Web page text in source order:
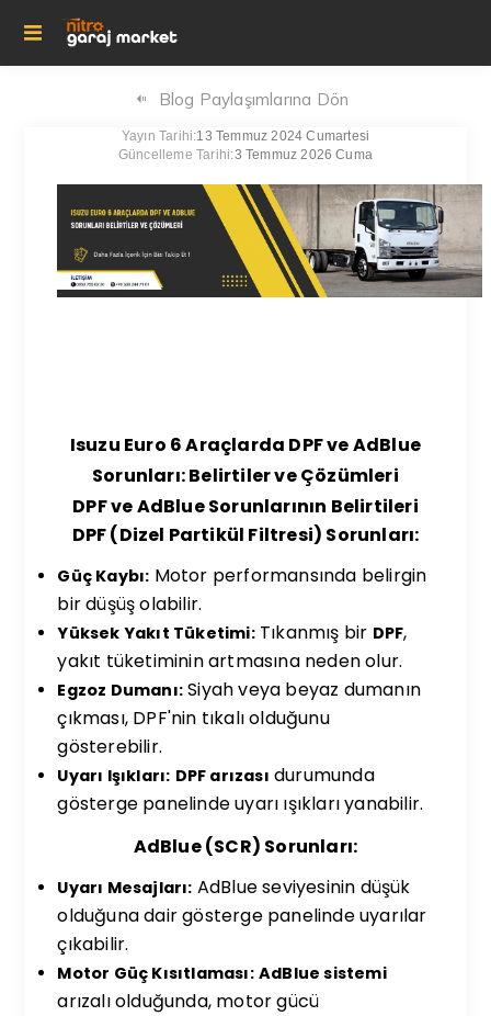
Blog Paylaşımlarına Dön
Yayın Tarihi:13 Temmuz 2024 Cumartesi
Güncelleme Tarihi:3 Temmuz 2026 Cuma
Isuzu Euro 6 Araçlarda DPF ve AdBlue
Sorunları: Belirtiler ve Çözümleri
DPF ve AdBlue Sorunlarının Belirtileri
DPF (Dizel Partikül Filtresi) Sorunları:
Güç Kaybı: Motor performansında belirgin
bir düşüş olabilir.
Yüksek Yakıt Tüketimi:Tıkanmış bir DPF,
yakıt tüketiminin artmasına neden olur.
Egzoz Dumanı: Siyah veya beyaz dumanın
çıkması, DPF'nin tıkalı olduğunu
gösterebilir.
Uyarı Işıkları: DPF arızası durumunda
gösterge panelinde uyarı ışıkları yanabilir.
AdBlue (SCR) Sorunları:
Uyarı Mesajları: AdBlue seviyesinin düşük
olduğuna dair gösterge panelinde uyarılar
çıkabilir.
Motor Güç Kısıtlaması: AdBlue sistemi
arızalı olduğunda, motor gücü